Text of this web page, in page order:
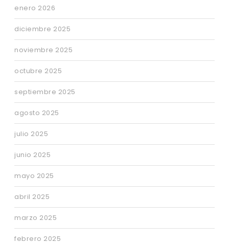
enero 2026
diciembre 2025
noviembre 2025
octubre 2025
septiembre 2025
agosto 2025
julio 2025
junio 2025
mayo 2025
abril 2025
marzo 2025
febrero 2025